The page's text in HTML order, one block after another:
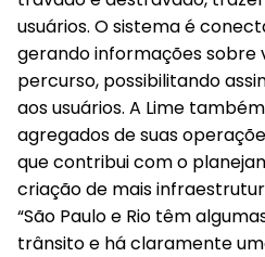
usuários. O sistema é
gerando informações sobre
percurso, possibilitando
aos usuários. A Lime
agregados de suas
que contribui com o
criação de mais
“São Paulo e Rio têm
trânsito e há claramente